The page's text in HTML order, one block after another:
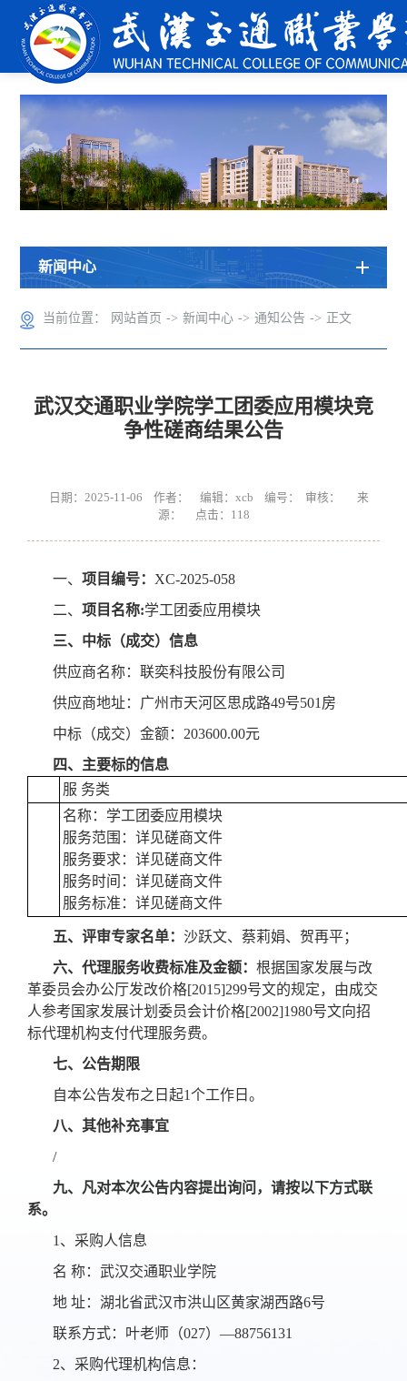
新闻中心
当前位置： 网站首页 -> 新闻中心 -> 通知公告 -> 正文
武汉交通职业学院学工团委应用模块竞
争性磋商结果公告
日期：2025-11-06 作者： 编辑：xcb 编号： 审核： 来
源： 点击：
118
一、项目编号： XC-2025-058
二、项目名称:学工团委应用模块
三、中标（成交）信息
供应商名称：联奕科技股份有限公司
供应商地址：广州市天河区思成路49号501房
中标（成交）金额：203600.00元
四、主要标的信息
服 务类
名称：学工团委应用模块
服务范围：详见磋商文件
服务要求：详见磋商文件
服务时间：详见磋商文件
服务标准：详见磋商文件
五、评审专家名单：沙跃文、蔡莉娟、贺再平；
六、代理服务收费标准及金额：根据国家发展与改
革委员会办公厅发改价格[2015]299号文的规定，由成交
人参考国家发展计划委员会计价格[2002]1980号文向招
标代理机构支付代理服务费。
七、 公告期限
自本公告发布之日起1个工作日。
八、其他补充事宜
/
九、 凡对本次公告内容提出询问，请按以下方式联
系。
1、采购人信息
名 称：武汉交通职业学院
地 址：湖北省武汉市洪山区黄家湖西路6号
联系方式：叶老师（027）—88756131
2、采购代理机构信息：